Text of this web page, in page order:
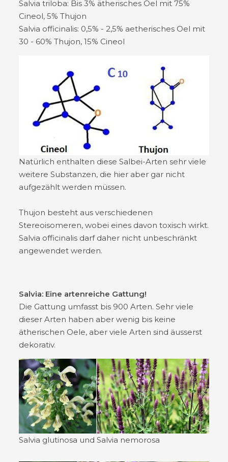
Salvia triloba: Bis 3% ätherisches Oel mit 75%
Cineol, 5% Thujon
Salvia officinalis: 0,5% - 2,5% aetherisches Oel mit
30 - 60% Thujon, 15% Cineol
Natürlich enthalten diese Salbei-Arten sehr viele
weitere Substanzen, die hier aber gar nicht
aufgezählt werden müssen.
Thujon besteht aus verschiedenen
Stereoisomeren, wobei eines davon toxisch wirkt.
Salvia officinalis darf daher nicht unbeschränkt
angewendet werden.
Salvia: Eine artenreiche Gattung!
Die Gattung umfasst bis 900 Arten. Sehr viele
dieser Arten haben aber wenig bis keine
ätherischen Oele, aber viele Arten sind äusserst
dekorativ.
Salvia glutinosa und Salvia nemorosa